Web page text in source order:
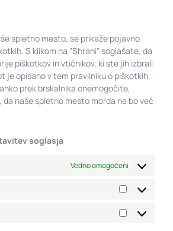
spletno mesto, se prikaže pojavno
S klikom na "Shrani" soglašate, da
piškotkov in vtičnikov, ki ste jih izbrali
je opisano v tem pravilniku o piškotkih.
prek brskalnika onemogočite,
naše spletno mesto morda ne bo več
soglasja
Vedno omogočeni